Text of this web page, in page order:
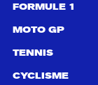
FORMULE 1
MOTO GP
TENNIS
CYCLISME